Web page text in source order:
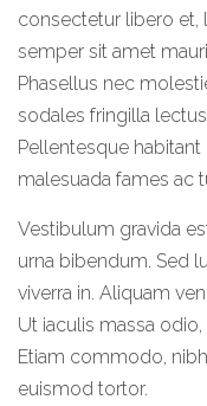
consectetur libero et,
semper sit amet
Phasellus nec
sodales fringilla
Pellentesque
malesuada fames ac
Vestibulum gravida
urna bibendum. Sed
viverra in. Aliquam
Ut iaculis massa
Etiam commodo,
euismod tortor.